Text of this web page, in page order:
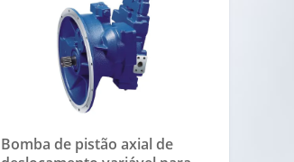
Bomba de pistão axial de